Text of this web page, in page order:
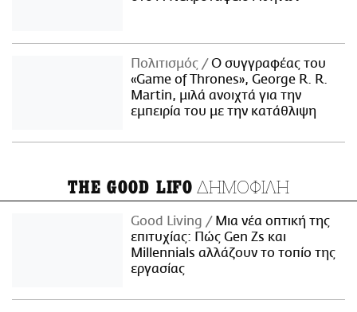
Πολιτισμός
Ο συγγραφέας του
«Game of Thrones», George R. R.
Martin, μιλά ανοιχτά για την
εμπειρία του με την κατάθλιψη
THE GOOD LIFO ΔΗΜΟΦΙΛΗ
Good Living
Μια νέα οπτική της
επιτυχίας: Πώς Gen Zs και
Millennials αλλάζουν το τοπίο της
εργασίας